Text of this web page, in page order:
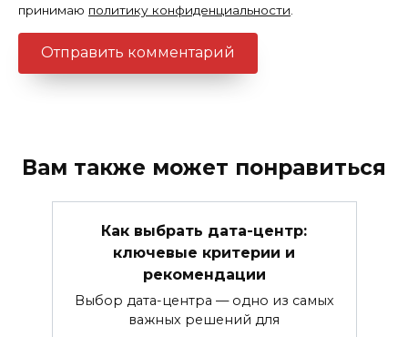
принимаю политику конфиденциальности
Вам также может понравиться
Как выбрать дата-центр:
ключевые критерии и
рекомендации
Выбор дата-центра — одно из самых
важных решений для